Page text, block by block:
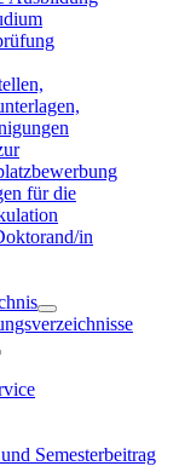
für die
in
Semesterbeitrag